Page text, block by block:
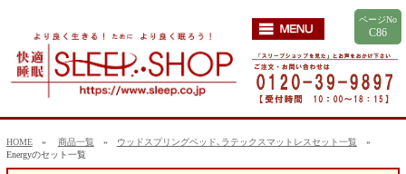
ページNo
C86
HOME» 商品一覧 » ウッドスプリングベッド､ラテックスマットレスセット一覧 »
Energyのセット一覧